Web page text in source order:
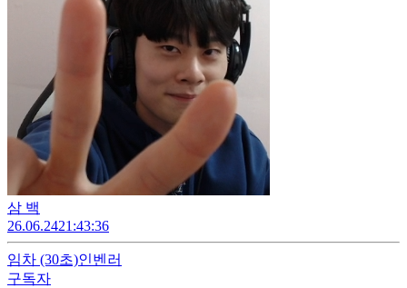
삼 백
26.06.2421:43:36
임차 (30초)인벤러
구독자